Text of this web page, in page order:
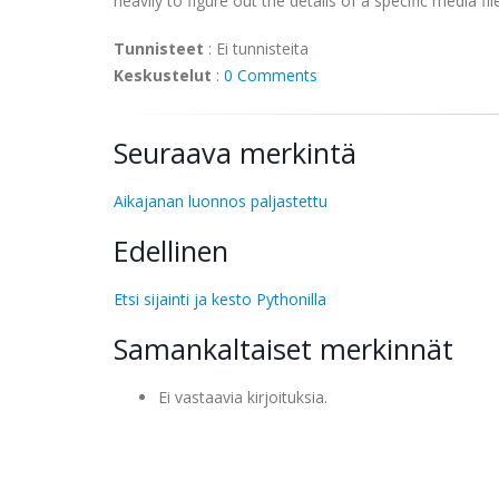
Tunnisteet : Ei tunnisteita
Keskustelut : 0 Comments
Seuraava merkintä
Aikajanan luonnos paljastettu
Edellinen
Etsi sijainti ja kesto Pythonilla
Samankaltaiset merkinnät
Ei vastaavia kirjoituksia.